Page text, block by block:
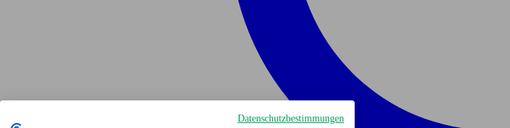
Datenschutzbestimmungen